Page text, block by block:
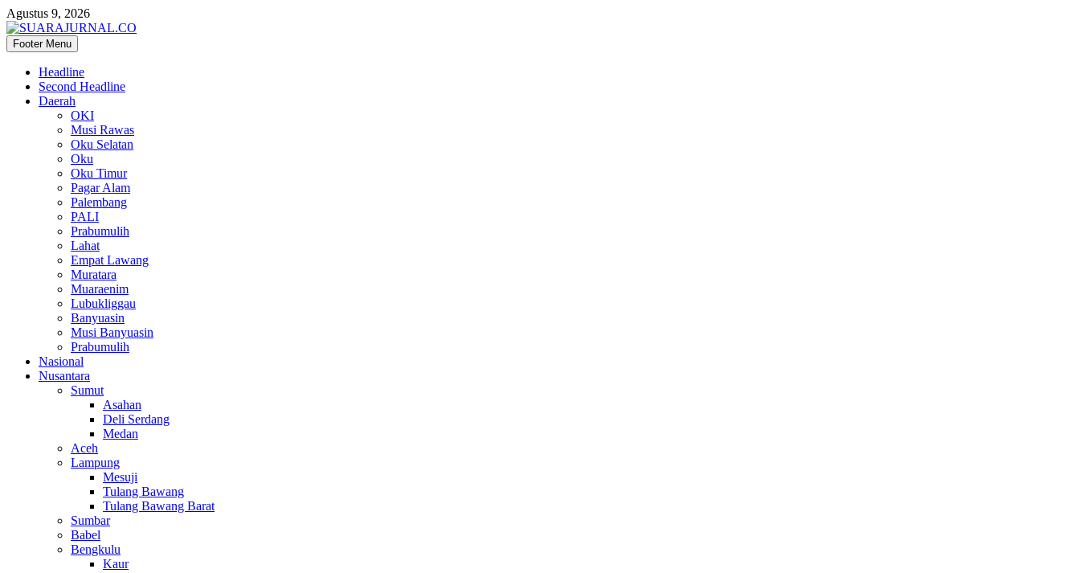
Agustus 9, 2026
SUARAJURNAL.CO
Footer Menu
Headline
Second Headline
Daerah
OKI
Musi Rawas
Oku Selatan
Oku
Oku Timur
Pagar Alam
Palembang
PALI
Prabumulih
Lahat
Empat Lawang
Muratara
Muaraenim
Lubukliggau
Banyuasin
Musi Banyuasin
Prabumulih
Nasional
Nusantara
Sumut
Asahan
Deli Serdang
Medan
Aceh
Lampung
Mesuji
Tulang Bawang
Tulang Bawang Barat
Sumbar
Babel
Bengkulu
Kaur